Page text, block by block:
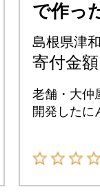
で作っ
醤油」
ット
島根県津
寄付金
老舗・大仲
開発したに